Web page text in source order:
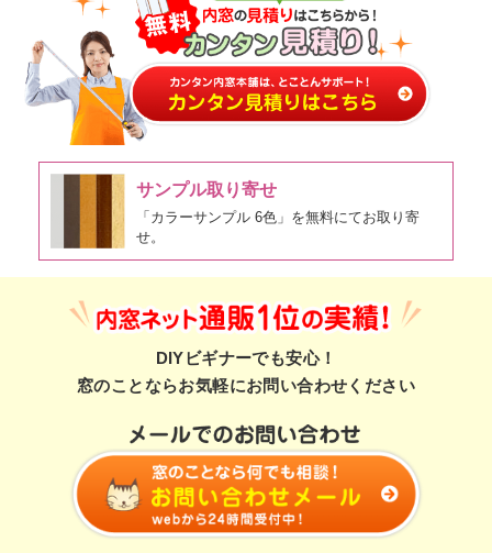
サンプル取り寄せ
「カラーサンプル 6色」を無料にてお取り寄
せ。
DIYビギナーでも安心！
窓のことならお気軽にお問い合わせください